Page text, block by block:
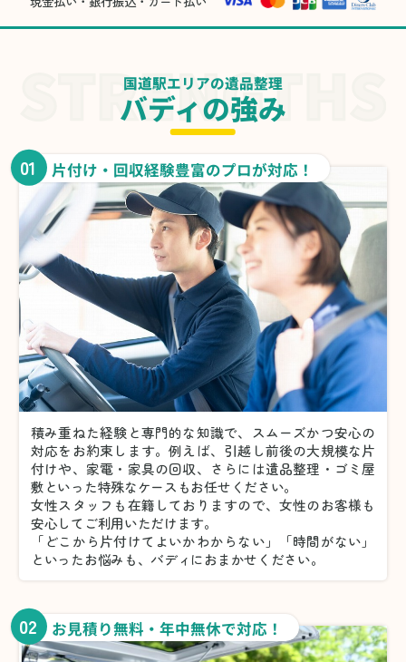
国道駅エリアの遺品整理
バディの強み
01 片付け・回収経験豊富のプロが対応！
積み重ねた経験と専門的な知識で、スムーズかつ安心の
対応をお約束します。例えば、引越し前後の大規模な片
付けや、家電・家具の回収、さらには遺品整理・ゴミ屋
敷といった特殊なケースもお任せください。
女性スタッフも在籍しておりますので、女性のお客様も
安心してご利用いただけます。
「どこから片付けてよいかわからない」「時間がない」
といったお悩みも、バディにおまかせください。
02 お見積り無料・年中無休で対応！